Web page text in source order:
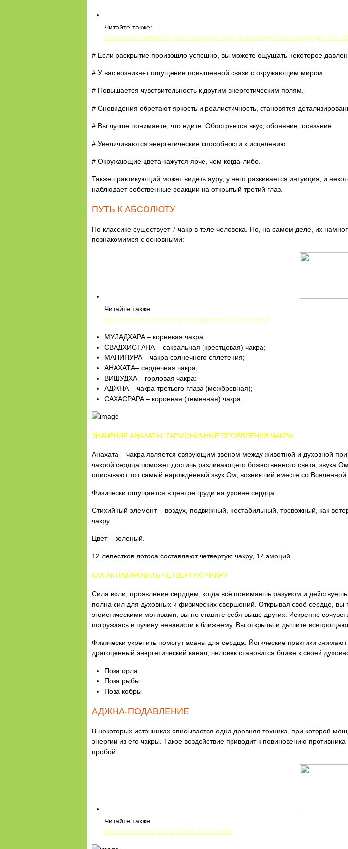
Читайте также:
Маленькие хитрости, как охлаждать воду в аквариуме без вреда для его
# Если раскрытие произошло успешно, вы можете ощущать некоторое
# У вас возникнет ощущение повышенной связи с окружающим миром.
# Повышается чувствительность к другим энергетическим полям.
# Сновидения обретают яркость и реалистичность, становятся
# Вы лучше понимаете, что едите. Обостряется вкус, обоняние, осязание.
# Увеличиваются энергетические способности к исцелению.
# Окружающие цвета кажутся ярче, чем когда-либо.
Также практикующий может видеть ауру, у него развивается интуиция, и
наблюдает собственные реакции на открытый третий глаз.
ПУТЬ К АБСОЛЮТУ
По классике существует 7 чакр в теле человека. Но, на самом деле, их
познакомимся с основными:
Читайте также:
Какое имеет значение и как выполнять Чин-мудру?
МУЛАДХАРА – корневая чакра;
СВАДХИСТАНА – сакральная (крестцовая) чакра;
МАНИПУРА – чакра солнечного сплетения;
АНАХАТА– сердечная чакра;
ВИШУДХА – горловая чакра;
АДЖНА – чакра третьего глаза (межбровная);
САХАСРАРА – коронная (теменная) чакра.
ЗНАЧЕНИЕ АНАХАТЫ: ГАРМОНИЧНЫЕ ПРОЯВЛЕНИЯ ЧАКРЫ
Анахата – чакра является связующим звеном между животной и духовной
чакрой сердца поможет достичь разливающего божественного света, звука
описывают тот самый нарождённый звук Ом, возникший вместе со Вселенной.
Физически ощущается в центре груди на уровне сердца.
Стихийный элемент – воздух, подвижный, нестабильный, тревожный, как
чакру.
Цвет – зеленый.
12 лепестков лотоса составляют четвертую чакру, 12 эмоций.
КАК АКТИВИРОВАТЬ ЧЕТВЕРТУЮ ЧАКРУ
Сила воли, проявление сердцем, когда всё понимаешь разумом и действуешь
полна сил для духовных и физических свершений. Открывая своё сердце,
эгоистическими мотивами, вы не ставите себя выше других. Искренне
погружаясь в пучину ненависти к ближнему. Вы открыты и дышите
Физически укрепить помогут асаны для сердца. Йогические практики
драгоценный энергетический канал, человек становится ближе к своей
Поза орла
Поза рыбы
Поза кобры
АДЖНА-ПОДАВЛЕНИЕ
В некоторых источниках описывается одна древняя техника, при которой
энергии из его чакры. Такое воздействие приводит к повиновению
пробой.
Читайте также:
Жиросжигатель China White 25 Ephedra